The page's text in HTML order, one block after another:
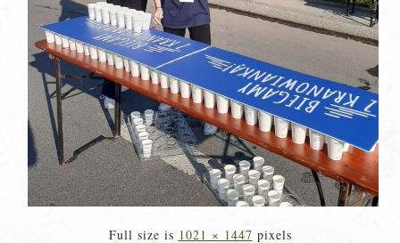
Full size is 1021 × 1447 pixels